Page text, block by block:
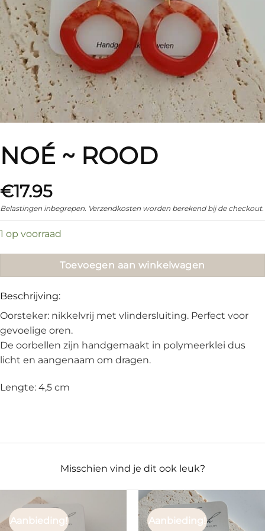
NOÉ ~ ROOD
€17.95
Belastingen inbegrepen. Verzendkosten worden berekend bij de checkout.
1 op voorraad
Toevoegen aan winkelwagen
Beschrijving:
Oorsteker: nikkelvrij met vlindersluiting. Perfect voor
gevoelige oren.
De oorbellen zijn handgemaakt in polymeerklei dus
licht en aangenaam om dragen.
Lengte: 4,5 cm
Misschien vind je dit ook leuk?
Aanbieding! Aanbieding!